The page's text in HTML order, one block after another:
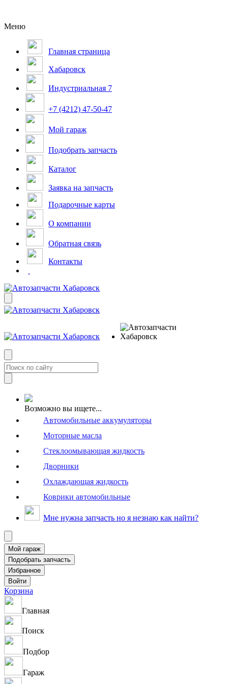
Меню
Главная страница
Хабаровск
Индустриальная 7
+7 (4212) 47-50-47
Мой гараж
Подобрать запчасть
Каталог
Заявка на запчасть
Подарочные карты
О компании
Обратная связь
Контакты
Возможно вы ищете...
Автомобильные аккумуляторы
Моторные масла
Стеклоомывающая жидкость
Дворники
Охлаждающая жидкость
Коврики автомобильные
Мне нужна запчасть но я незнаю как найти?
Корзина
Главная
Поиск
Подбор
Гараж